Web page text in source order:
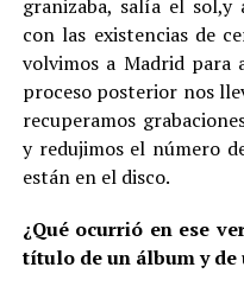
granizaba, salía el sol,y
con las existencias de
volvimos a Madrid para
proceso posterior nos
recuperamos
y redujimos el número
están en el disco.
¿Qué ocurrió en ese
título de un álbum y de